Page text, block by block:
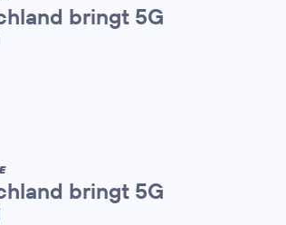
bringt 5G
bringt 5G